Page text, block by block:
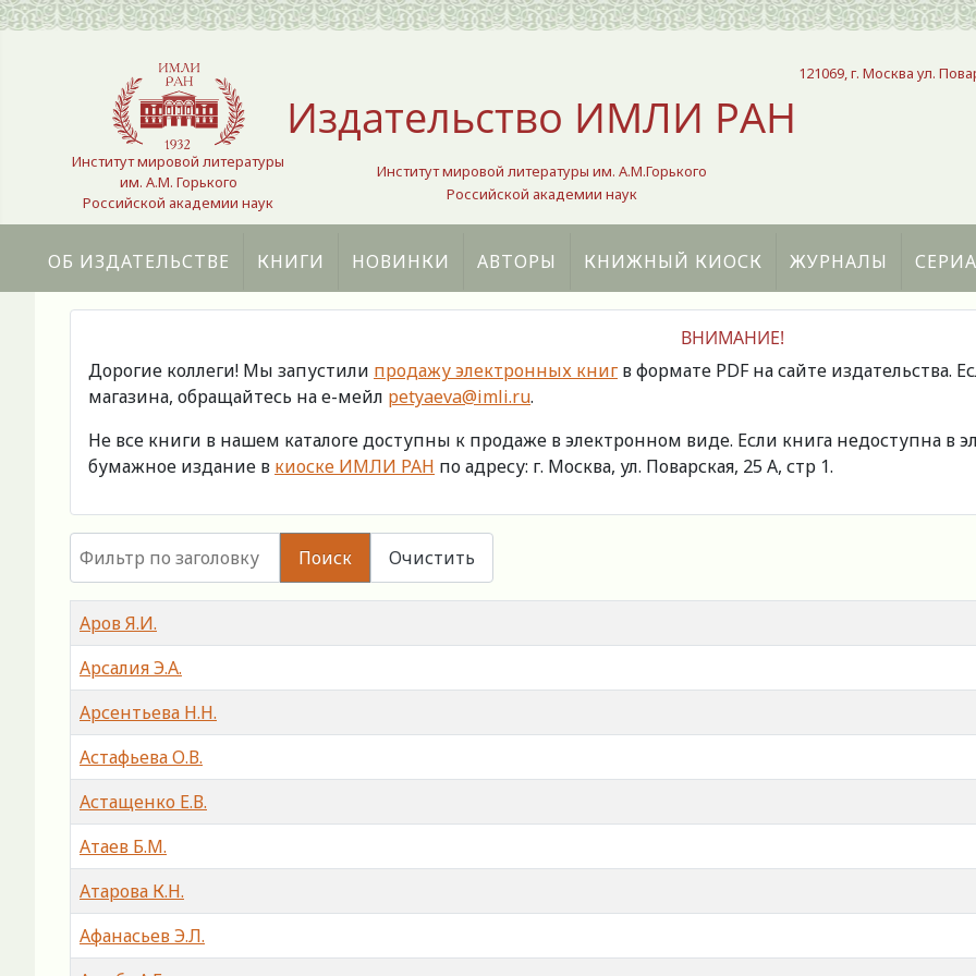
Выберите язык
Институт мировой литературы
им. А.М. Горького
Российской академии наук
Издательство ИМЛИ РАН
Институт мировой литературы им. А.М.Горького
Российской академии наук
121069, г. Москва ул.
ОБ ИЗДАТЕЛЬСТВЕ КНИГИ НОВИНКИ АВТОРЫ КНИЖНЫЙ КИОСК ЖУРНАЛЫ
ВНИМАНИЕ!
Дорогие коллеги! Мы запустили продажу электронных книг в формате PDF на сайте издательства.
магазина, обращайтесь на е-мейл petyaeva@imli.ru.
Не все книги в нашем каталоге доступны к продаже в электронном виде. Если книга недоступна
бумажное издание в киоске ИМЛИ РАН по адресу: г. Москва, ул. Поварская, 25 А, стр 1.
Поиск Очистить
Заголовок
Аров Я.И.
Арсалия Э.А.
Арсентьева Н.Н.
Астафьева О.В.
Астащенко Е.В.
Атаев Б.М.
Атарова К.Н.
Афанасьев Э.Л.